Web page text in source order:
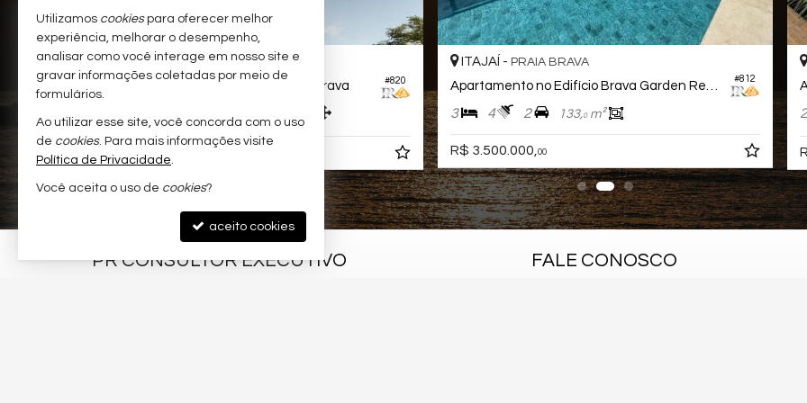
#556 #820
ITAJAÍ -PRAIA BRAVA
Apartamento no Edifício Salt Praia Brava
m²
R$ 1.693.000,
#812
ITAJAÍ - PRAIA BRAVA
3 4 2 133,0m²
R$ 3.500.000,00
2
PR CONSULTOR EXECUTIVO FALE CONOSCO
Utilizamos cookiespara oferecer melhor
experiência, melhorar o desempenho,
analisar como você interage em nosso site e
gravar informações coletadas por meio de
formulários.
Ao utilizar esse site, você concorda com o uso
de cookies. Para mais informações visite
Política de Privacidade.
Você aceita o uso de cookies?
aceito cookies